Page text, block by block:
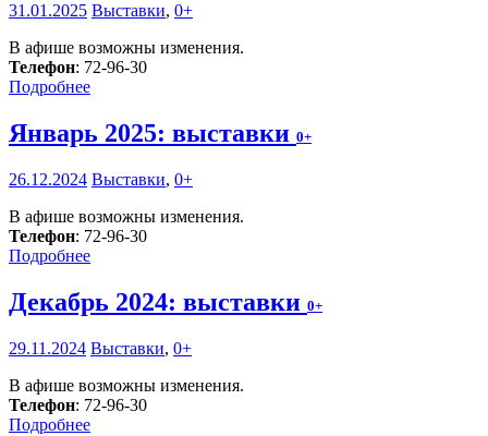
31.01.2025 Выставки, 0+
В афише возможны изменения.
Телефон: 72-96-30
Подробнее
Январь 2025: выставки 0+
26.12.2024 Выставки, 0+
В афише возможны изменения.
Телефон: 72-96-30
Подробнее
Декабрь 2024: выставки 0+
29.11.2024 Выставки, 0+
В афише возможны изменения.
Телефон: 72-96-30
Подробнее